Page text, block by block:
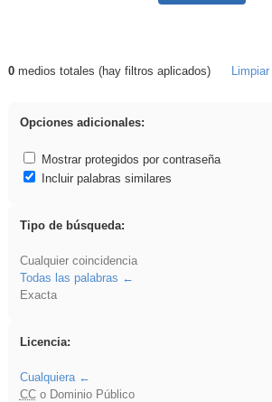
Resultados de: venganza
0medios totales (hay filtros aplicados)
Opciones adicionales:
Mostrar protegidos por contraseña
Incluir palabras similares
Tipo de búsqueda:
Cualquier coincidencia
Todas las palabras
Exacta
Licencia:
Cualquiera
CCo Dominio Público